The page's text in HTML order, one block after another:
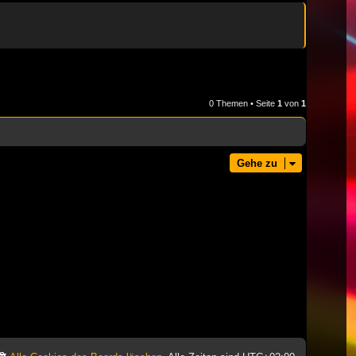
0 Themen • Seite 1 von 1
Gehe zu